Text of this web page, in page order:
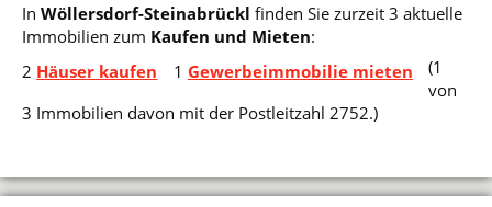
InWöllersdorf-Steinabrückl finden Sie zurzeit 3 aktuelle
Immobilien zum Kaufen und Mieten:
2 Häuser kaufen 1 Gewerbeimmobilie mieten
(1
von
3 Immobilien davon mit der Postleitzahl 2752.)